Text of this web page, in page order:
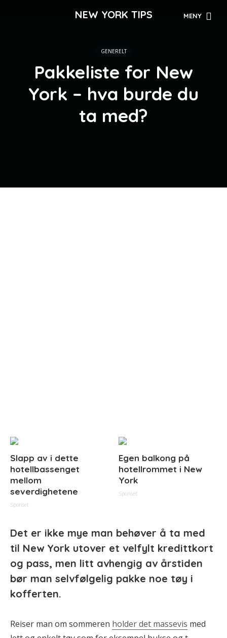
NEW YORK TIPS MENY
GENERELT
Pakkeliste for New
York – hva burde du
ta med?
Slapp av i dette
hotellbassenget
mellom
severdighetene
Sponset
Egen balkong på
hotellrommet i New
York
Sponset
Det er ikke mye man behøver å ta med
til New York utover et velfylt kredittkort
og pass, men litt avhengig av årstiden
bør man selvfølgelig pakke noe tøy i
kofferten.
Reiser man om sommeren holder det massevis med